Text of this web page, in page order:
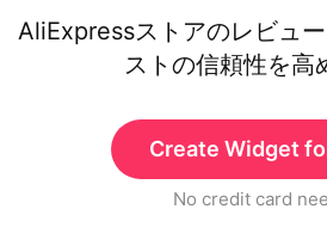
AliExpressストアのレビュ
ストの信頼性を高
Create Widget
No credit card